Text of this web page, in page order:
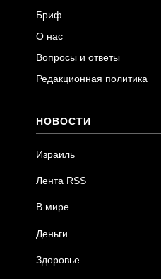
Бриф
О нас
Вопросы и ответы
Редакционная политика
НОВОСТИ
Израиль
Лента RSS
В мире
Деньги
Здоровье